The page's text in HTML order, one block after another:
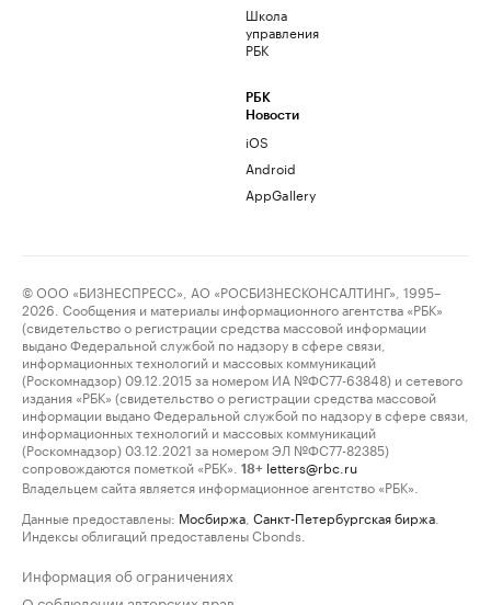
Школа
управления
РБК
РБК
Новости
iOS
Android
AppGallery
© ООО «БИЗНЕСПРЕСС», АО «РОСБИЗНЕСКОНСАЛТИНГ», 1995–
2026. Сообщения и материалы информационного агентства «РБК»
(свидетельство о регистрации средства массовой информации
выдано Федеральной службой по надзору в сфере связи,
информационных технологий и массовых коммуникаций
(Роскомнадзор) 09.12.2015 за номером ИА №ФС77-63848) и сетевого
издания «РБК» (свидетельство о регистрации средства массовой
информации выдано Федеральной службой по надзору в сфере связи,
информационных технологий и массовых коммуникаций
(Роскомнадзор) 03.12.2021 за номером ЭЛ №ФС77-82385)
сопровождаются пометкой «РБК».
18+ letters@rbc.ru
Владельцем сайта является информационное агентство «РБК».
Данные предоставлены: Мосбиржа Санкт-Петербургская биржа
Индексы облигаций предоставлены Cbonds.
Информация об ограничениях